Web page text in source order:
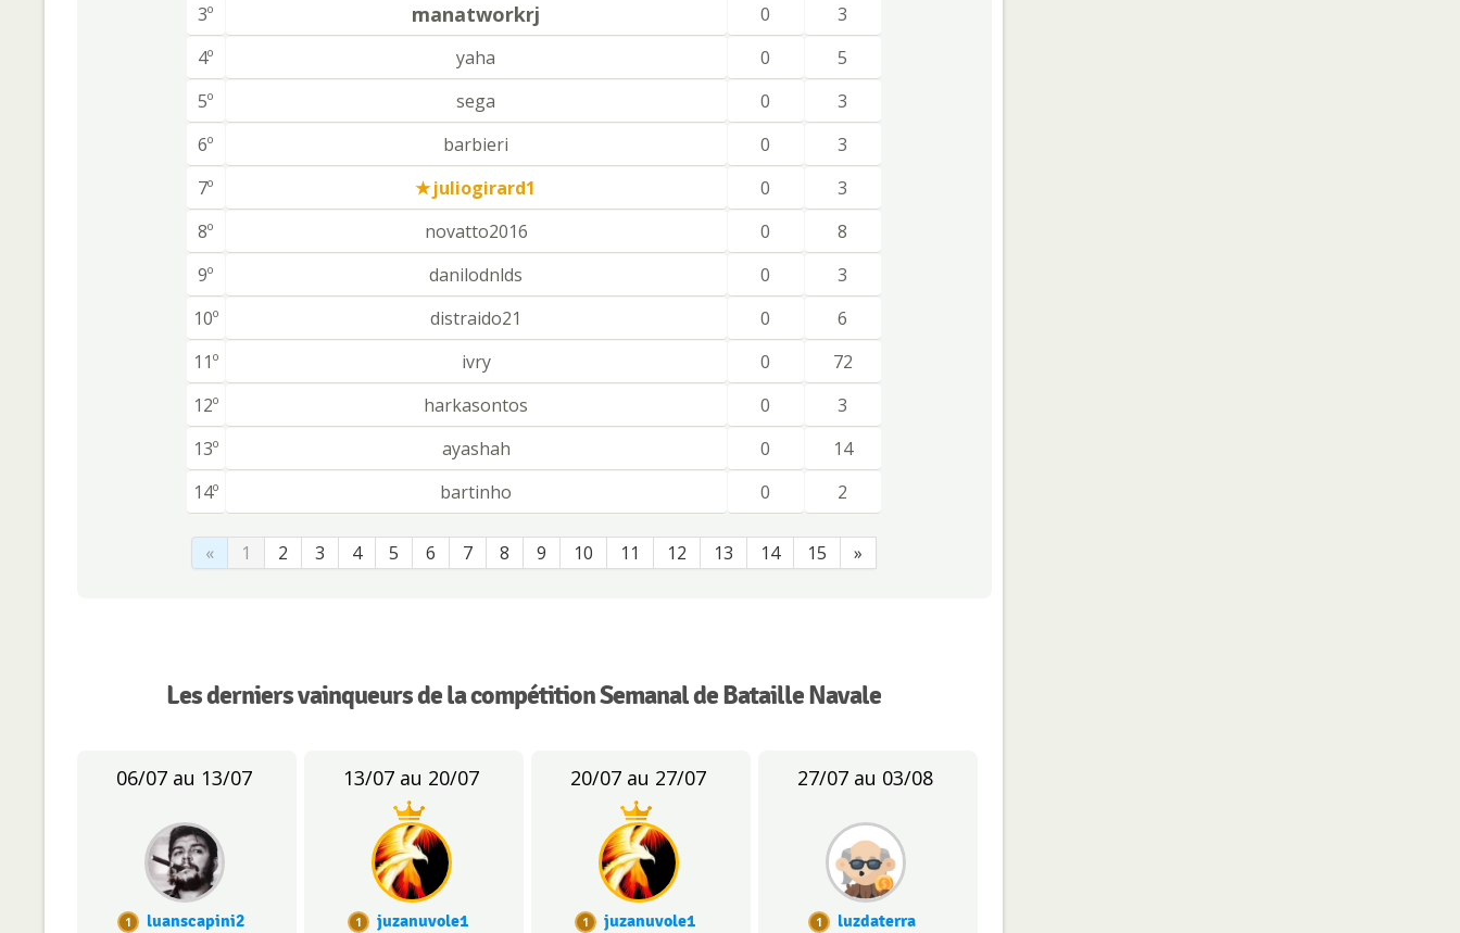
3º
manatworkrj 0
3
4º
yaha 0
5
5º
sega 0
3
6º
barbieri 0
3
7º
juliogirard1 0
3
8º
novatto2016 0
8
9º
danilodnlds 0
3
10º
distraido21 0
6
11º
ivry 0
72
12º
harkasontos 0
3
13º
ayashah 0
14
14º
bartinho 0 2
« 1 2 3 4 5 6 7 8 9 10 11 12 13 14 15 »
Les derniers vainqueurs de la compétition Semanal de Bataille Navale
06/07 au 13/07
1
luanscapini2
13/07 au 20/07
1
juzanuvole1
20/07 au 27/07
1
juzanuvole1
27/07 au 03/08
1
luzdaterra